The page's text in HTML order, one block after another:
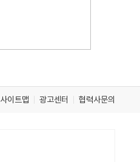
사이트맵 광고센터 협력사문의